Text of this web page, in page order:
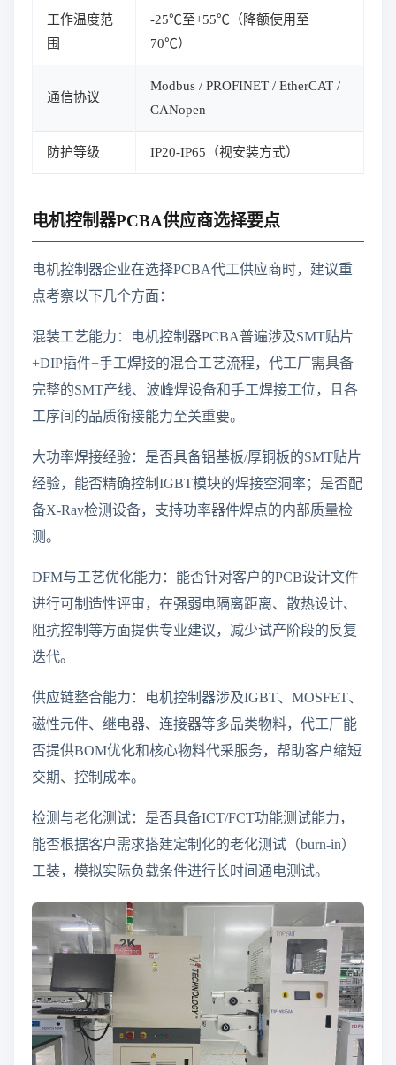
工作温度范
围
-25℃至+55℃（降额使用至
70℃）
通信协议
Modbus / PROFINET / EtherCAT /
CANopen
防护等级 IP20-IP65（视安装方式）
电机控制器PCBA供应商选择要点
电机控制器企业在选择PCBA代工供应商时，建议重
点考察以下几个方面：
混装工艺能力：电机控制器PCBA普遍涉及SMT贴片
+DIP插件+手工焊接的混合工艺流程，代工厂需具备
完整的SMT产线、波峰焊设备和手工焊接工位，且各
工序间的品质衔接能力至关重要。
大功率焊接经验：是否具备铝基板/厚铜板的SMT贴片
经验，能否精确控制IGBT模块的焊接空洞率；是否配
备X-Ray检测设备，支持功率器件焊点的内部质量检
测。
DFM与工艺优化能力：能否针对客户的PCB设计文件
进行可制造性评审，在强弱电隔离距离、散热设计、
阻抗控制等方面提供专业建议，减少试产阶段的反复
迭代。
供应链整合能力：电机控制器涉及IGBT、MOSFET、
磁性元件、继电器、连接器等多品类物料，代工厂能
否提供BOM优化和核心物料代采服务，帮助客户缩短
交期、控制成本。
检测与老化测试：是否具备ICT/FCT功能测试能力，
能否根据客户需求搭建定制化的老化测试（burn-in）
工装，模拟实际负载条件进行长时间通电测试。